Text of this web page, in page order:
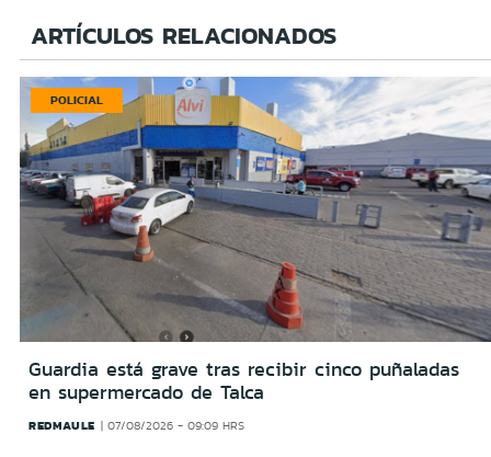
ARTÍCULOS RELACIONADOS
POLICIAL
Guardia está grave tras recibir cinco puñaladas
en supermercado de Talca
REDMAULE 07/08/2026 - 09:09 HRS